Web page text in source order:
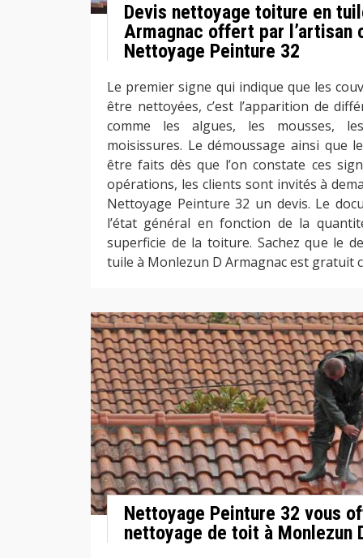
Devis nettoyage toiture en
Armagnac offert par l’artisan
Nettoyage Peinture 32
Le premier signe qui indique que les
être nettoyées, c’est l’apparition de
comme les algues, les mousses,
moisissures. Le démoussage ainsi que
être faits dès que l’on constate ces
opérations, les clients sont invités à
Nettoyage Peinture 32 un devis. Le
l’état général en fonction de la
superficie de la toiture. Sachez que le
tuile à Monlezun D Armagnac est gratuit
Nettoyage Peinture 32 vous
nettoyage de toit à Monlezun